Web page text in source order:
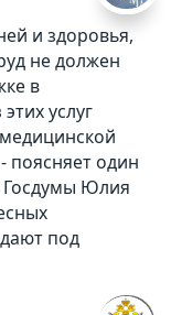
и здоровья,
не должен
в
услуг
поясняет один
Госдумы Юлия
под